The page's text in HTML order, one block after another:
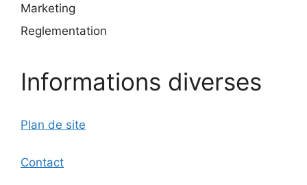
Marketing
Reglementation
Informations diverses
Plan de site
Contact